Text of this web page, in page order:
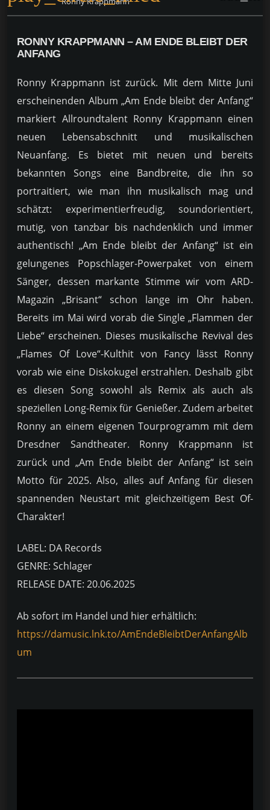
RONNY KRAPPMANN – AM ENDE BLEIBT DER
ANFANG
Ronny Krappmann ist zurück. Mit dem Mitte Juni
erscheinenden Album „Am Ende bleibt der Anfang“
markiert Allroundtalent Ronny Krappmann einen
neuen Lebensabschnitt und musikalischen
Neuanfang. Es bietet mit neuen und bereits
bekannten Songs eine Bandbreite, die ihn so
portraitiert, wie man ihn musikalisch mag und
schätzt: experimentierfreudig, soundorientiert,
mutig, von tanzbar bis nachdenklich und immer
authentisch! „Am Ende bleibt der Anfang“ ist ein
gelungenes Popschlager-Powerpaket von einem
Sänger, dessen markante Stimme wir vom ARD-
Magazin „Brisant“ schon lange im Ohr haben.
Bereits im Mai wird vorab die Single „Flammen der
Liebe“ erscheinen. Dieses musikalische Revival des
„Flames Of Love“-Kulthit von Fancy lässt Ronny
vorab wie eine Diskokugel erstrahlen. Deshalb gibt
es diesen Song sowohl als Remix als auch als
speziellen Long-Remix für Genießer. Zudem arbeitet
Ronny an einem eigenen Tourprogramm mit dem
Dresdner Sandtheater. Ronny Krappmann ist
zurück und „Am Ende bleibt der Anfang“ ist sein
Motto für 2025. Also, alles auf Anfang für diesen
spannenden Neustart mit gleichzeitigem Best Of-
Charakter!
LABEL: DA Records
GENRE: Schlager
RELEASE DATE: 20.06.2025
Ab sofort im Handel und hier erhältlich:
https://damusic.lnk.to/AmEndeBleibtDerAnfangAlb
um